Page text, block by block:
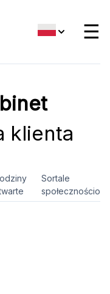
☰
klienta
Sortale